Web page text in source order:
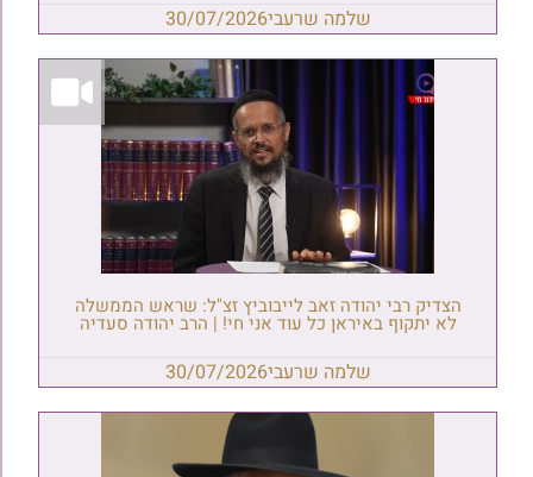
שלמה שרעבי30/07/2026
הצדיק רבי יהודה זאב לייבוביץ זצ"ל: שראש הממשלה
לא יתקוף באיראן כל עוד אני חי! | הרב יהודה סעדיה
שלמה שרעבי30/07/2026